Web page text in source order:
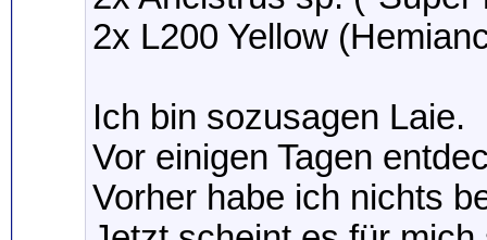
2x L200 Yellow
Ich bin sozusagen Laie.
Vor einigen Tagen
Vorher habe ich nichts